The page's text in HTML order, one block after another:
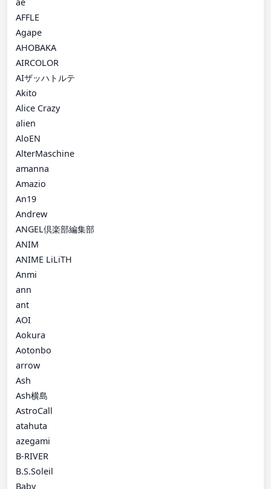
AFFLE
Agape
AHOBAKA
AIRCOLOR
AIザッハトルテ
Akito
Alice Crazy
alien
AloEN
AlterMaschine
amanna
Amazio
An19
Andrew
ANGEL倶楽部編集部
ANIM
ANIME LiLiTH
Anmi
ann
ant
AOI
Aokura
Aotonbo
arrow
Ash
Ash横島
AstroCall
atahuta
azegami
B-RIVER
B.S.Soleil
Baby